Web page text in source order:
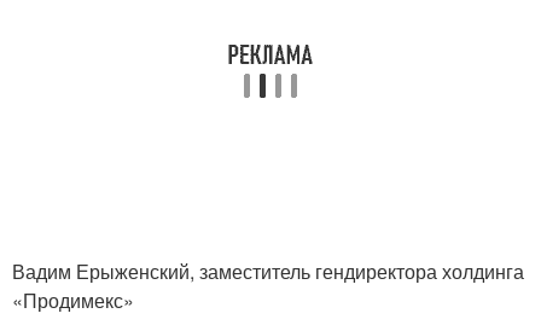
Вадим Ерыженский, заместитель гендиректора холдинга
«Продимекс»